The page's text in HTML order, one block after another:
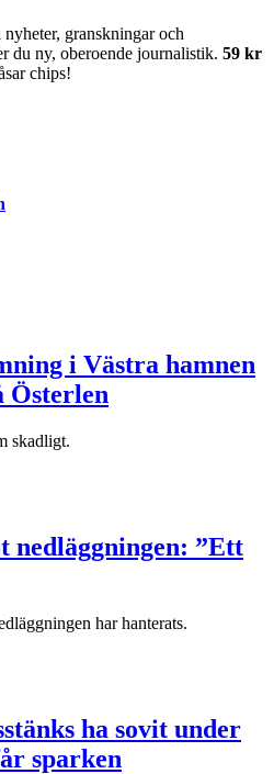
granskningar och
du ny, oberoende journalistik. 59 kr
chips!
i Västra hamnen
Österlen
skadligt.
”Ett
har hanterats.
ha sovit under
sparken